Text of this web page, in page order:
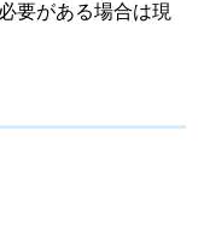
要がある場合は現